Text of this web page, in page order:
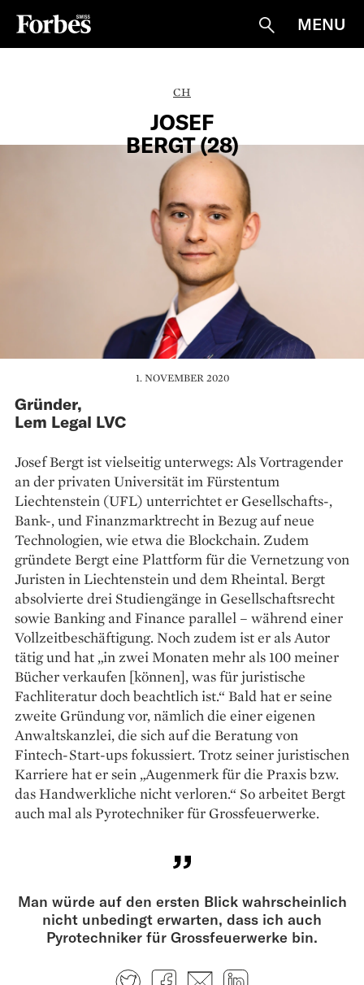
Suche
MENU
CH
JOSEF
BERGT (28)
1. NOVEMBER 2020
Gründer,
Lem Legal LVC
Josef Bergt ist vielseitig unterwegs: Als Vortragender
an der privaten Universität im Fürstentum
Liechtenstein (UFL) unterrichtet er Gesellschafts-,
Bank-, und Finanzmarktrecht in Bezug auf neue
Technologien, wie etwa die Blockchain. Zudem
gründete Bergt eine Plattform für die Vernetzung von
Juristen in Liechtenstein und dem Rheintal. Bergt
absolvierte drei Studiengänge in Gesellschaftsrecht
sowie Banking and Finance parallel – während einer
Vollzeitbeschäftigung. Noch zudem ist er als Autor
tätig und hat „in zwei Monaten mehr als 100 meiner
Bücher verkaufen [können], was für juristische
Fachliteratur doch beachtlich ist.“ Bald hat er seine
zweite Gründung vor, nämlich die einer eigenen
Anwaltskanzlei, die sich auf die Beratung von
Fintech-Start-ups fokussiert. Trotz seiner juristischen
Karriere hat er sein „Augenmerk für die Praxis bzw.
das Handwerkliche nicht verloren.“ So arbeitet Bergt
auch mal als Pyrotechniker für Grossfeuerwerke.
Man würde auf den ersten Blick wahrscheinlich
nicht unbedingt erwarten, dass ich auch
Pyrotechniker für Grossfeuerwerke bin.
TwitterFacebook
E-mail